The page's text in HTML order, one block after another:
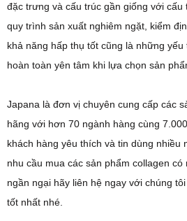
đặc trưng và cấu trúc gần giống với cấu
quy trình sản xuất nghiêm ngặt, kiểm
khả năng hấp thụ tốt cũng là những
hoàn toàn yên tâm khi lựa chọn sản
Japana là đơn vị chuyên cung cấp các
hãng với hơn 70 ngành hàng cùng
khách hàng yêu thích và tin dùng nhiều
nhu cầu mua các sản phẩm collagen
ngần ngại hãy liên hệ ngay với chúng
tốt nhất nhé.